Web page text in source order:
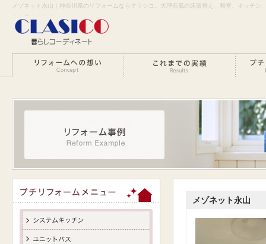
メゾネット永山｜神奈川県のリフォームならクラシコ。大理石風の床張替え、和室、キッチン
らお任せください。
メゾネット永山